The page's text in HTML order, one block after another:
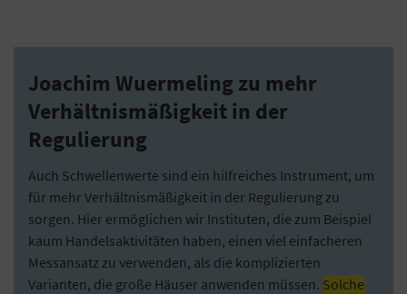
Joachim Wuermeling zu mehr
Verhältnismäßigkeit in der
Regulierung
Auch Schwellenwerte sind ein hilfreiches Instrument, um
für mehr Verhältnismäßigkeit in der Regulierung zu
sorgen. Hier ermöglichen wir Instituten, die zum Beispiel
kaum Handelsaktivitäten haben, einen viel einfacheren
Messansatz zu verwenden, als die komplizierten
Varianten, die große Häuser anwenden müssen. Solche